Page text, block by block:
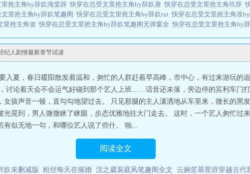
抢主角by辞奺海棠辞 快穿在总受文里抢主角by辞奺唐 快穿在总受文里抢主角玖辞
里抢主角by辞奺笔趣阁 快穿在总受文里抢主角by辞奺txt 快穿在总受文里抢主角攻
里抢主角攻 快穿在总受文里抢主角by辞奺笔趣阁无弹窗全 快穿在总受文里抢主角by
角改百度快穿在总受文里抢主角by辞奺全文TXT快穿在总受文里抢主角攻作家辞奺
穿在总受文里抢主角by辞奺全文免费阅读
角by辞奺全文在线阅读。
小说网 网址：www.xs34.com快穿在总受文里抢主角by辞奺
纪人剧情最新章节试读
入夏，春日暖阳散发着温和，匆忙的人群赶着早高峰，市中心，有过来游玩的
讨论着天会不会运气好碰到那个艺人上班……话音还未落，旁边停的宾利车门
孩声音一顿，直勾勾地望过去。 只见那腿的主人潇洒地从车里来，微长的黑
晃到，男人微微眯了眯眼，步态优雅地往大门走去。 这时，一个艺人匆忙过
似无地一勾，和哪位艺人说了些什。 啪...
阅读全文
奺未删减版 粉丝每天在催婚 沈之葳裴庭风笔趣阁全文 云婉笙慕星辞穿越古代